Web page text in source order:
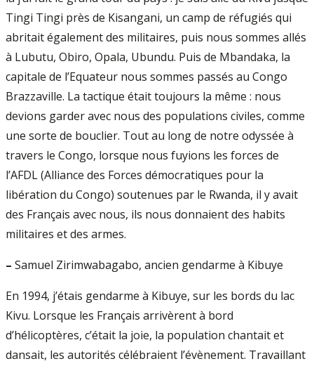
Tingi Tingi près de Kisangani, un camp de réfugiés qui
abritait également des militaires, puis nous sommes allés
à Lubutu, Obiro, Opala, Ubundu. Puis de Mbandaka, la
capitale de l’Equateur nous sommes passés au Congo
Brazzaville. La tactique était toujours la même : nous
devions garder avec nous des populations civiles, comme
une sorte de bouclier. Tout au long de notre odyssée à
travers le Congo, lorsque nous fuyions les forces de
l’AFDL (Alliance des Forces démocratiques pour la
libération du Congo) soutenues par le Rwanda, il y avait
des Français avec nous, ils nous donnaient des habits
militaires et des armes.
– Samuel Zirimwabagabo, ancien gendarme à Kibuye
En 1994, j’étais gendarme à Kibuye, sur les bords du lac
Kivu. Lorsque les Français arrivèrent à bord
d’hélicoptères, c’était la joie, la population chantait et
dansait, les autorités célébraient l’évènement. Travaillant